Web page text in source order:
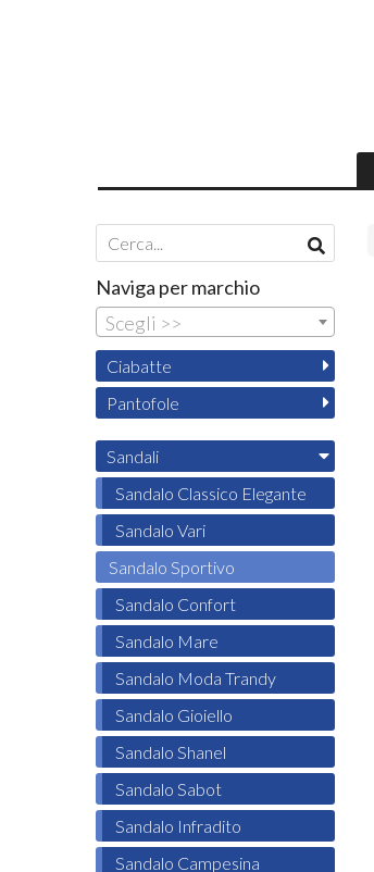
Naviga per marchio
Scegli >>
Ciabatte
Pantofole
Sandali
Sandalo Classico Elegante
Sandalo Vari
Sandalo Sportivo
Sandalo Confort
Sandalo Mare
Sandalo Moda Trandy
Sandalo Gioiello
Sandalo Shanel
Sandalo Sabot
Sandalo Infradito
Sandalo Campesina